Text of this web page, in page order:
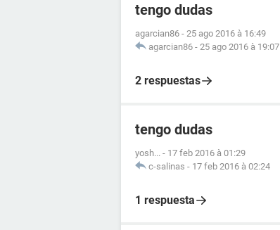
tengo dudas
agarcian86 - 25 ago 2016 à 16:49
agarcian86 - 25 ago 2016 à 19:07
2 respuestas
tengo dudas
yosh... - 17 feb 2016 à 01:29
c-salinas - 17 feb 2016 à 02:24
1 respuesta